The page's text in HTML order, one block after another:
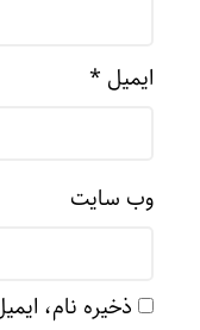
ایمیل *
وب‌ سایت
ذخیره نام،